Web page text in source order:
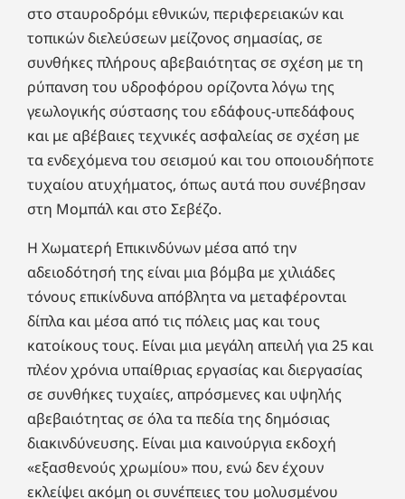
στο σταυροδρόμι εθνικών, περιφερειακών και
τοπικών διελεύσεων μείζονος σημασίας, σε
συνθήκες πλήρους αβεβαιότητας σε σχέση με τη
ρύπανση του υδροφόρου ορίζοντα λόγω της
γεωλογικής σύστασης του εδάφους-υπεδάφους
και με αβέβαιες τεχνικές ασφαλείας σε σχέση με
τα ενδεχόμενα του σεισμού και του οποιουδήποτε
τυχαίου ατυχήματος, όπως αυτά που συνέβησαν
στη Μομπάλ και στο Σεβέζο.
Η Χωματερή Επικινδύνων μέσα από την
αδειοδότησή της είναι μια βόμβα με χιλιάδες
τόνους επικίνδυνα απόβλητα να μεταφέρονται
δίπλα και μέσα από τις πόλεις μας και τους
κατοίκους τους. Είναι μια μεγάλη απειλή για 25 και
πλέον χρόνια υπαίθριας εργασίας και διεργασίας
σε συνθήκες τυχαίες, απρόσμενες και υψηλής
αβεβαιότητας σε όλα τα πεδία της δημόσιας
διακινδύνευσης. Είναι μια καινούργια εκδοχή
«εξασθενούς χρωμίου» που, ενώ δεν έχουν
εκλείψει ακόμη οι συνέπειες του μολυσμένου